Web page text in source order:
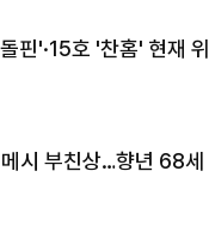
핀'·15호 '찬홈' 현재 위
시 부친상…향년 68세